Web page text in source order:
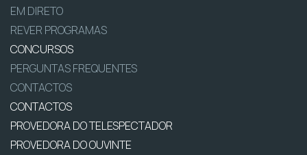
EM DIRETO
REVER PROGRAMAS
CONCURSOS
PERGUNTAS FREQUENTES
CONTACTOS
CONTACTOS
PROVEDORA DO TELESPECTADOR
PROVEDORA DO OUVINTE